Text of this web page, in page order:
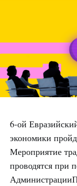
6-ой
экономики
Мероприятие
проводятся при